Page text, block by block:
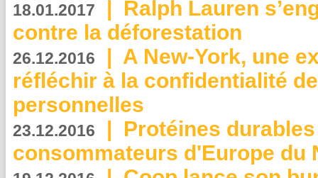
18.01.2017 | Ralph Lauren
contre la déforestation
26.12.2016 | A New-York, une
réfléchir à la confidentialité
personnelles
23.12.2016 | Protéines
consommateurs d'Europe du